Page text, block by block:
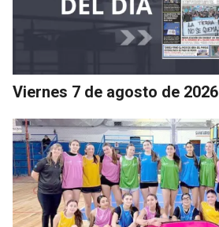
Viernes 7 de agosto de 2026